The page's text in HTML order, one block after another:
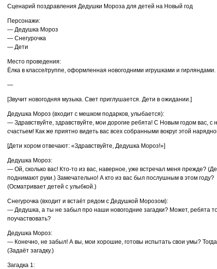
Сценарий поздравления Дедушки Мороза для детей на Новый год
Персонажи:
— Дедушка Мороз
— Снегурочка
— Дети
Место проведения:
Ёлка в классе/группе, оформленная новогодними игрушками и гирляндами.
—
[Звучит новогодняя музыка. Свет приглушается. Дети в ожидании.]
Дедушка Мороз (входит с мешком подарков, улыбается):
— Здравствуйте, здравствуйте, мои дорогие ребята! С Новым годом вас, с
счастьем! Как же приятно видеть вас всех собранными вокруг этой
[Дети хором отвечают: «Здравствуйте, Дедушка Мороз!»]
Дедушка Мороз:
— Ой, сколько вас! Кто-то из вас, наверное, уже встречал меня прежде?
поднимают руки.) Замечательно! А кто из вас был послушным в этом году?
(Осматривает детей с улыбкой.)
Снегурочка (входит и встаёт рядом с Дедушкой Морозом):
— Дедушка, а ты не забыл про наши новогодние загадки? Может, ребята
поучаствовать?
Дедушка Мороз:
— Конечно, не забыл! А вы, мои хорошие, готовы испытать свои умы?
(Задаёт загадку.)
Загадка 1: